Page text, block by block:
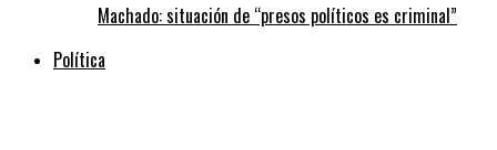
Machado: situación de “presos políticos es criminal”
Política